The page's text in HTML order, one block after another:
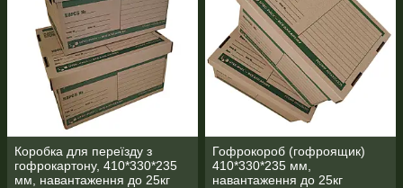
Коробка для переїзду з
гофрокартону, 410*330*235
мм, навантаження до 25кг
Гофрокороб (гофроящик)
410*330*235 мм,
навантаження до 25кг